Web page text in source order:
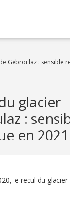
Gébroulaz : sensible
glacier
:
en 2021
le recul du